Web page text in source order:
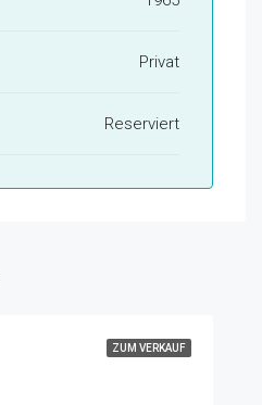
Privat
Reserviert
ZUM VERKAUF